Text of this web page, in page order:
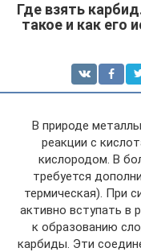
Где взять
такое и как его
В природе
реакции с
кислородом. В
требуется
термическая). При
активно вступать в
к образованию
карбиды. Эти